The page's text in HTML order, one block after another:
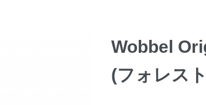
Wobbel
(フォレス